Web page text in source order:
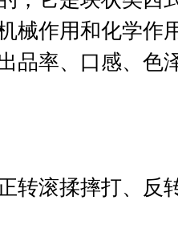
械作用和化学作
品率、口感、色
滚揉摔打、反